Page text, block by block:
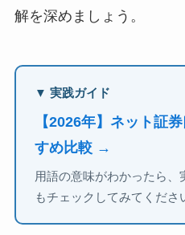
解を深めましょう。
▼ 実践ガイド
【2026年】ネット証
すめ比較 →
用語の意味がわかったら、
もチェックしてみてくださ